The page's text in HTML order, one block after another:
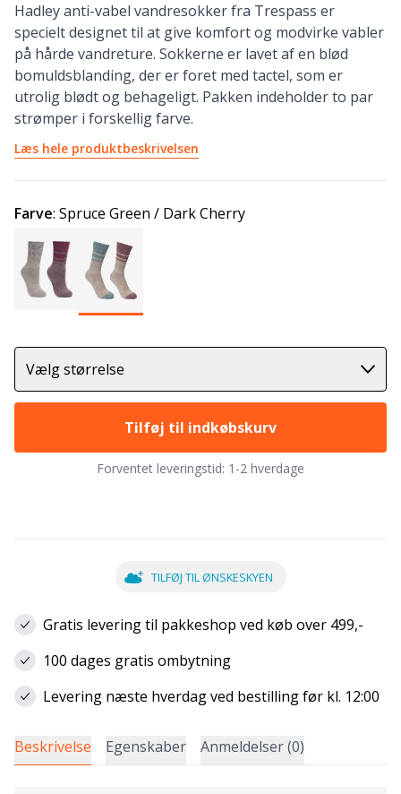
Hadley anti-vabel vandresokker fra Trespass er
specielt designet til at give komfort og modvirke vabler
på hårde vandreture. Sokkerne er lavet af en blød
bomuldsblanding, der er foret med tactel, som er
utrolig blødt og behageligt. Pakken indeholder to par
strømper i forskellig farve.
Læs hele produktbeskrivelsen
Farve: Spruce Green / Dark Cherry
Vælg størrelse
Tilføj til indkøbskurv
Forventet leveringstid: 1-2 hverdage
TILFØJ TIL ØNSKESKYEN
Gratis levering til pakkeshop ved køb over 499,-
100 dages gratis ombytning
Levering næste hverdag ved bestilling før kl. 12:00
Beskrivelse Egenskaber Anmeldelser (0)